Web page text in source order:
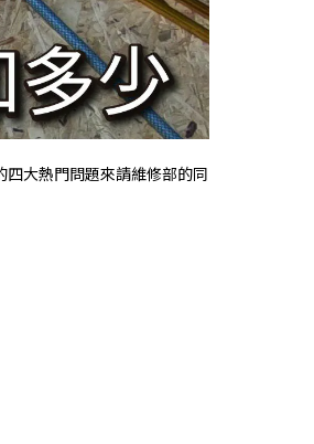
大熱門問題來請維修部的同